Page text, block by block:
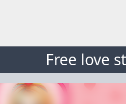
Free love